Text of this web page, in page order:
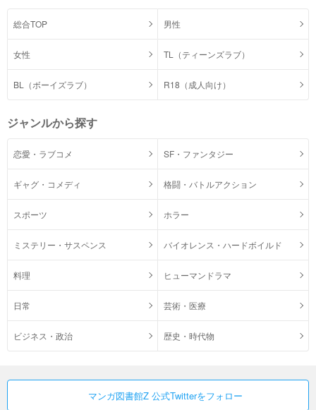
総合TOP 男性
女性 TL（ティーンズラブ）
BL（ボーイズラブ） R18（成人向け）
ジャンルから探す
恋愛・ラブコメ SF・ファンタジー
ギャグ・コメディ 格闘・バトルアクション
スポーツ ホラー
ミステリー・サスペンス バイオレンス・ハードボイルド
料理 ヒューマンドラマ
日常 芸術・医療
ビジネス・政治 歴史・時代物
マンガ図書館Z 公式Twitterをフォロー